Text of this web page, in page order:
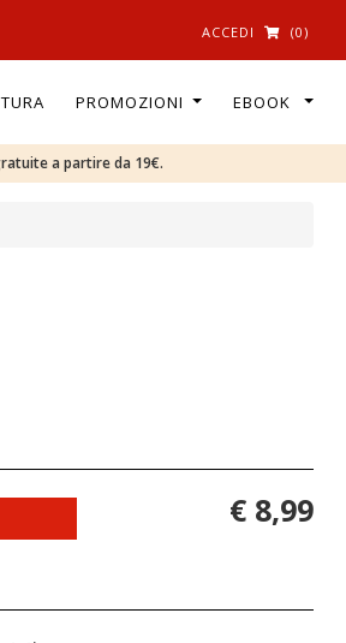
ACCEDI (0)
PROMOZIONI EBOOK
a partire da 19€.
€ 8,99